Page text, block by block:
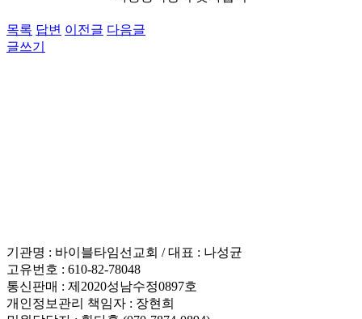
목록 답변 이전글 다음글
글쓰기
기관명 : 바이블타임선교회 / 대표 : 나성균
고유번호 : 610-82-78048
통신판매 : 제2020성남수정0897호
개인정보관리 책임자 : 장현희